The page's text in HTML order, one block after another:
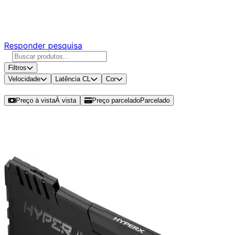
Responder pesquisa
Filtros
Velocidade
Latência CL Cor
Preço à vistaÀ vista Preço parceladoParcelado